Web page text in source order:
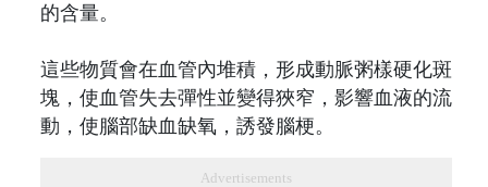
的含量。
這些物質會在血管內堆積，形成動脈粥樣硬化斑
塊，使血管失去彈性並變得狹窄，影響血液的流
動，使腦部缺血缺氧，誘發腦梗。
Advertisements